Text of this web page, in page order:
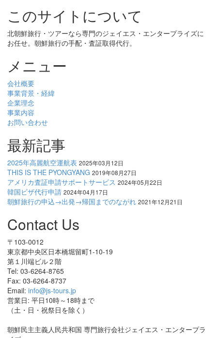
このサイトについて
北朝鮮旅行・ツアーなら専門のジェイエス・エンタープライズに
お任せ。朝鮮旅行の手配・査証取得代行。
メニュー
会社概要
事業背景・経緯
企業理念
事業内容
お問い合わせ
最新記事
2025年高麗航空運航表 2025年03月12日
THIS IS THE PYONGYANG 2019年08月27日
アメリカ査証申請サポートサービス 2024年05月22日
韓国ビザ代行申請 2024年04月17日
朝鮮旅行の申込→出発→帰国までのながれ 2021年12月21日
Contact Us
〒103-0012
東京都中央区日本橋堀留町1-10-19
第１川端ビル２階
Tel: 03-6264-8765
Fax: 03-6264-8737
Email: info@js-tours.jp
営業日: 平日10時～18時まで
（土・日・祝祭日を除く）
朝鮮民主主義人民共和国 専門旅行会社ジェイエス・エンタープラ